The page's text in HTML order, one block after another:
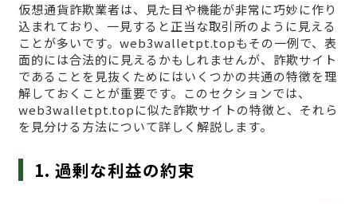
仮想通貨詐欺業者は、見た目や機能が非常に巧妙に作り
込まれており、一見すると正当な取引所のように見える
ことが多いです。web3walletpt.topもその一例で、表
面的には合法的に見えるかもしれませんが、詐欺サイト
であることを見抜くためにはいくつかの共通の特徴を理
解しておくことが重要です。このセクションでは、
web3walletpt.topに似た詐欺サイトの特徴と、それら
を見分ける方法について詳しく解説します。
1. 過剰な利益の約束